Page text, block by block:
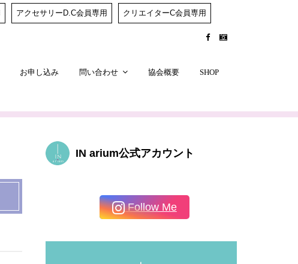
アクセサリーD.C会員専用 クリエイターC会員専用
お申し込み 問い合わせ 協会概要 SHOP
IN arium公式アカウント
Follow Me